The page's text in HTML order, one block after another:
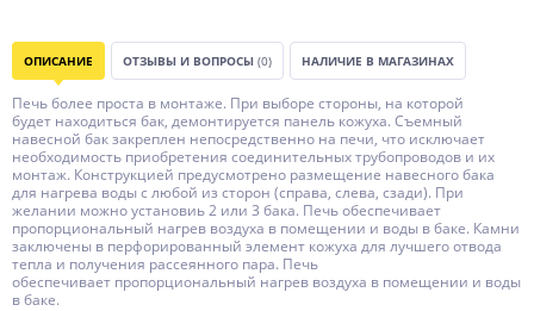
ОПИСАНИЕ ОТЗЫВЫ И ВОПРОСЫ (0) НАЛИЧИЕ В МАГАЗИНАХ
Печь более проста в монтаже. При выборе стороны, на которой
будет находиться бак, демонтируется панель кожуха. Съемный
навесной бак закреплен непосредственно на печи, что исключает
необходимость приобретения соединительных трубопроводов и их
монтаж. Конструкцией предусмотрено размещение навесного бака
для нагрева воды с любой из сторон (справа, слева, сзади). При
желании можно установиь 2 или 3 бака. Печь обеспечивает
пропорциональный нагрев воздуха в помещении и воды в баке. Камни
заключены в перфорированный элемент кожуха для лучшего отвода
тепла и получения рассеянного пара. Печь
обеспечивает пропорциональный нагрев воздуха в помещении и воды
в баке.